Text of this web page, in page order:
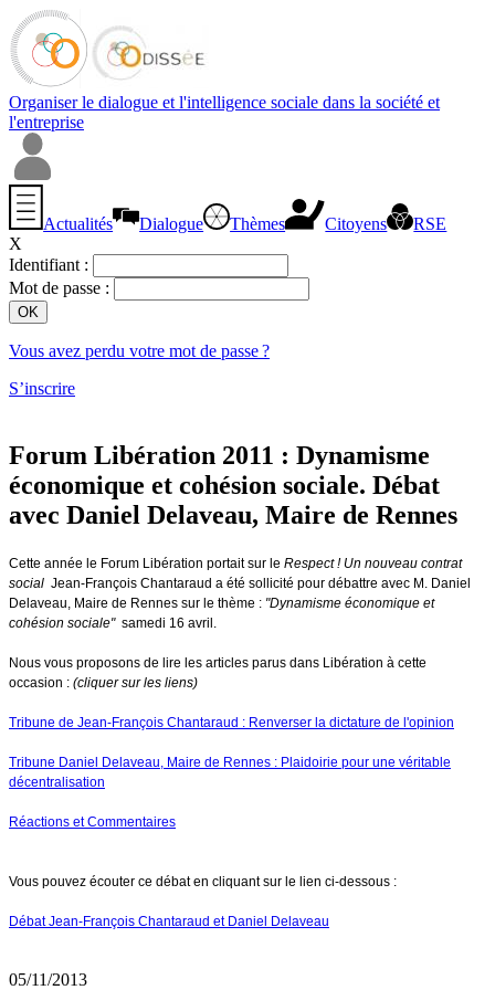
Organiser le dialogue et l'intelligence sociale dans la société et
l'entreprise
Actualités Dialogue Thèmes Citoyens
RSE
X
Identifiant :
Mot de passe :
Vous avez perdu votre mot de passe ?
S’inscrire
Forum Libération 2011 : Dynamisme
économique et cohésion sociale. Débat
avec Daniel Delaveau, Maire de Rennes
Cette année le Forum Libération portait sur le Respect ! Un nouveau contrat
social Jean-François Chantaraud a été sollicité pour débattre avec M. Daniel
Delaveau, Maire de Rennes sur le thème : "Dynamisme économique et
cohésion sociale"samedi 16 avril.
Nous vous proposons de lire les articles parus dans Libération à cette
occasion : (cliquer sur les liens)
Tribune de Jean-François Chantaraud : Renverser la dictature de l'opinion
Tribune Daniel Delaveau, Maire de Rennes : Plaidoirie pour une véritable
décentralisation
Réactions et Commentaires
Vous pouvez écouter ce débat en cliquant sur le lien ci-dessous :
Débat Jean-François Chantaraud et Daniel Delaveau
05/11/2013